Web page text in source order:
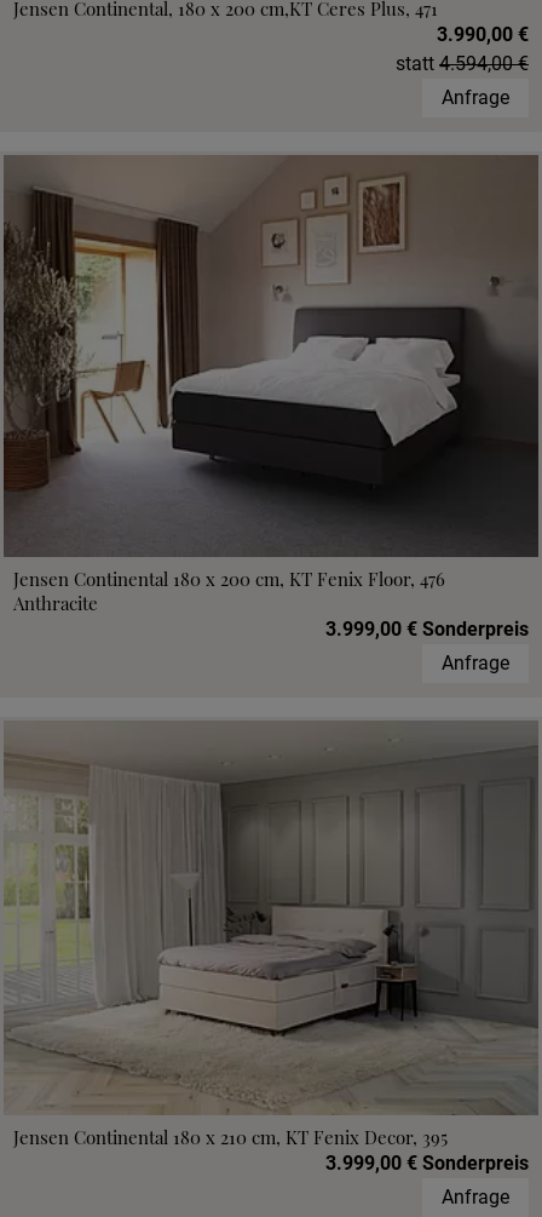
Jensen Continental, 180 x 200 cm,KT Ceres Plus, 471
3.990,00 €
statt 4.594,00 €
Anfrage
Jensen Continental 180 x 200 cm, KT Fenix Floor, 476
Anthracite
3.999,00 € Sonderpreis
Anfrage
Jensen Continental 180 x 210 cm, KT Fenix Decor, 395
3.999,00 € Sonderpreis
Anfrage